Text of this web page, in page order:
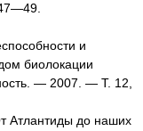
и
биолокации
— 2007. — Т. 12,
Атлантиды до наших